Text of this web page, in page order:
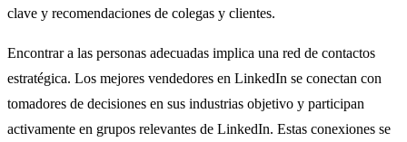
clave y recomendaciones de colegas y clientes.
Encontrar a las personas adecuadas implica una red de contactos
estratégica. Los mejores vendedores en LinkedIn se conectan con
tomadores de decisiones en sus industrias objetivo y participan
activamente en grupos relevantes de LinkedIn. Estas conexiones se